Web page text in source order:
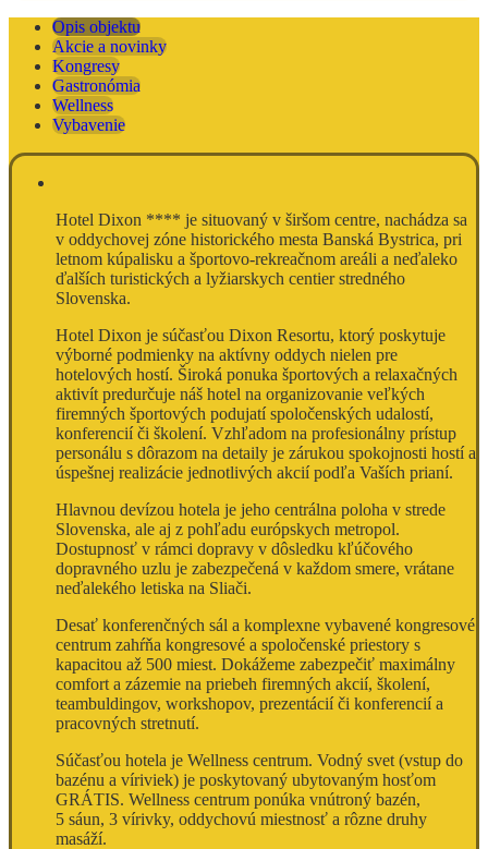
Opis objektu
Akcie a novinky
Kongresy
Gastronómia
Wellness
Vybavenie
Hotel Dixon **** je situovaný v širšom centre, nachádza sa
v oddychovej zóne historického mesta Banská Bystrica, pri
letnom kúpalisku a športovo-rekreačnom areáli a neďaleko
ďalších turistických a lyžiarskych centier stredného
Slovenska.
Hotel Dixon je súčasťou Dixon Resortu, ktorý poskytuje
výborné podmienky na aktívny oddych nielen pre
hotelových hostí. Široká ponuka športových a relaxačných
aktivít predurčuje náš hotel na organizovanie veľkých
firemných športových podujatí spoločenských udalostí,
konferencií či školení. Vzhľadom na profesionálny prístup
personálu s dôrazom na detaily je zárukou spokojnosti hostí a
úspešnej realizácie jednotlivých akcií podľa Vaších prianí.
Hlavnou devízou hotela je jeho centrálna poloha v strede
Slovenska, ale aj z pohľadu európskych metropol.
Dostupnosť v rámci dopravy v dôsledku kľúčového
dopravného uzlu je zabezpečená v každom smere, vrátane
neďalekého letiska na Sliači.
Desať konferenčných sál a komplexne vybavené kongresové
centrum zahŕňa kongresové a spoločenské priestory s
kapacitou až 500 miest. Dokážeme zabezpečiť maximálny
comfort a zázemie na priebeh firemných akcií, školení,
teambuldingov, workshopov, prezentácií či konferencií a
pracovných stretnutí.
Súčasťou hotela je Wellness centrum. Vodný svet (vstup do
bazénu a víriviek) je poskytovaný ubytovaným hosťom
GRÁTIS. Wellness centrum ponúka vnútroný bazén,
5 sáun, 3 vírivky, oddychovú miestnosť a rôzne druhy
masáží.